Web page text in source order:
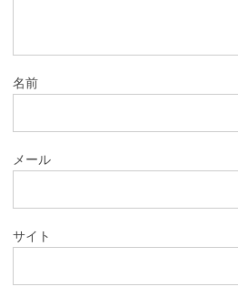
名前
メール
サイト